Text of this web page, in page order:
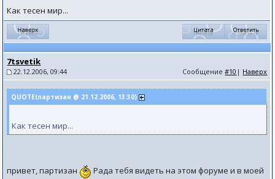
Как тесен мир...
7tsvetik
22.12.2006, 09:44 Сообщение#10 | Наверх
QUOTE(партизан @ 21.12.2006, 13:30)
Как тесен мир...
привет, партизан Рада тебя видеть на этом форуме и в моей